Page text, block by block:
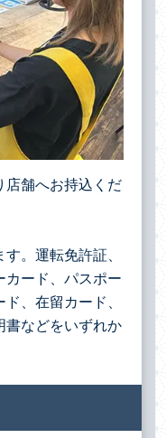
店舗へお持込くだ
。運転免許証、
カード、パスポー
、在留カード、
書などをいずれか